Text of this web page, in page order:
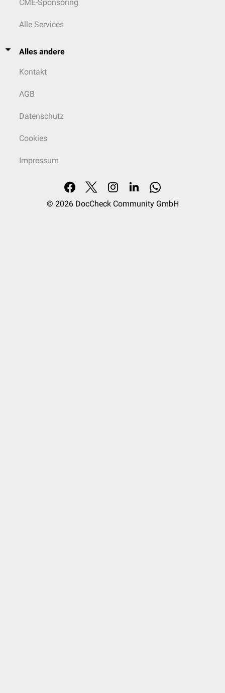
CME-Sponsoring
Alle Services
Alles andere
Kontakt
AGB
Datenschutz
Cookies
Impressum
© 2026 DocCheck Community GmbH